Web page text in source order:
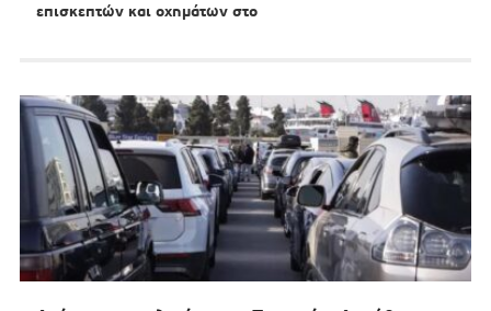
επισκεπτών και οχημάτων στο